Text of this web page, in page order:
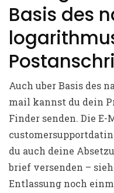
Basis des
Auch uber Basis des
mail kannst du dein
Finder senden. Die
du auch deine
brief versenden –
Entlassung noch